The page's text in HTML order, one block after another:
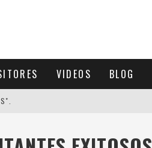
VIDEOS BLOG